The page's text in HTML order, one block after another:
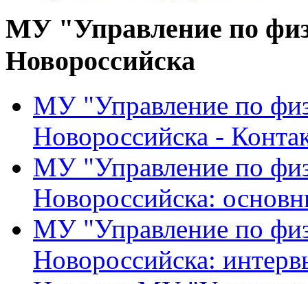
МУ "Управление по
Новороссийска
МУ "Управление по
Новороссийска -
МУ "Управление по
Новороссийска:
МУ "Управление по
Новороссийска: